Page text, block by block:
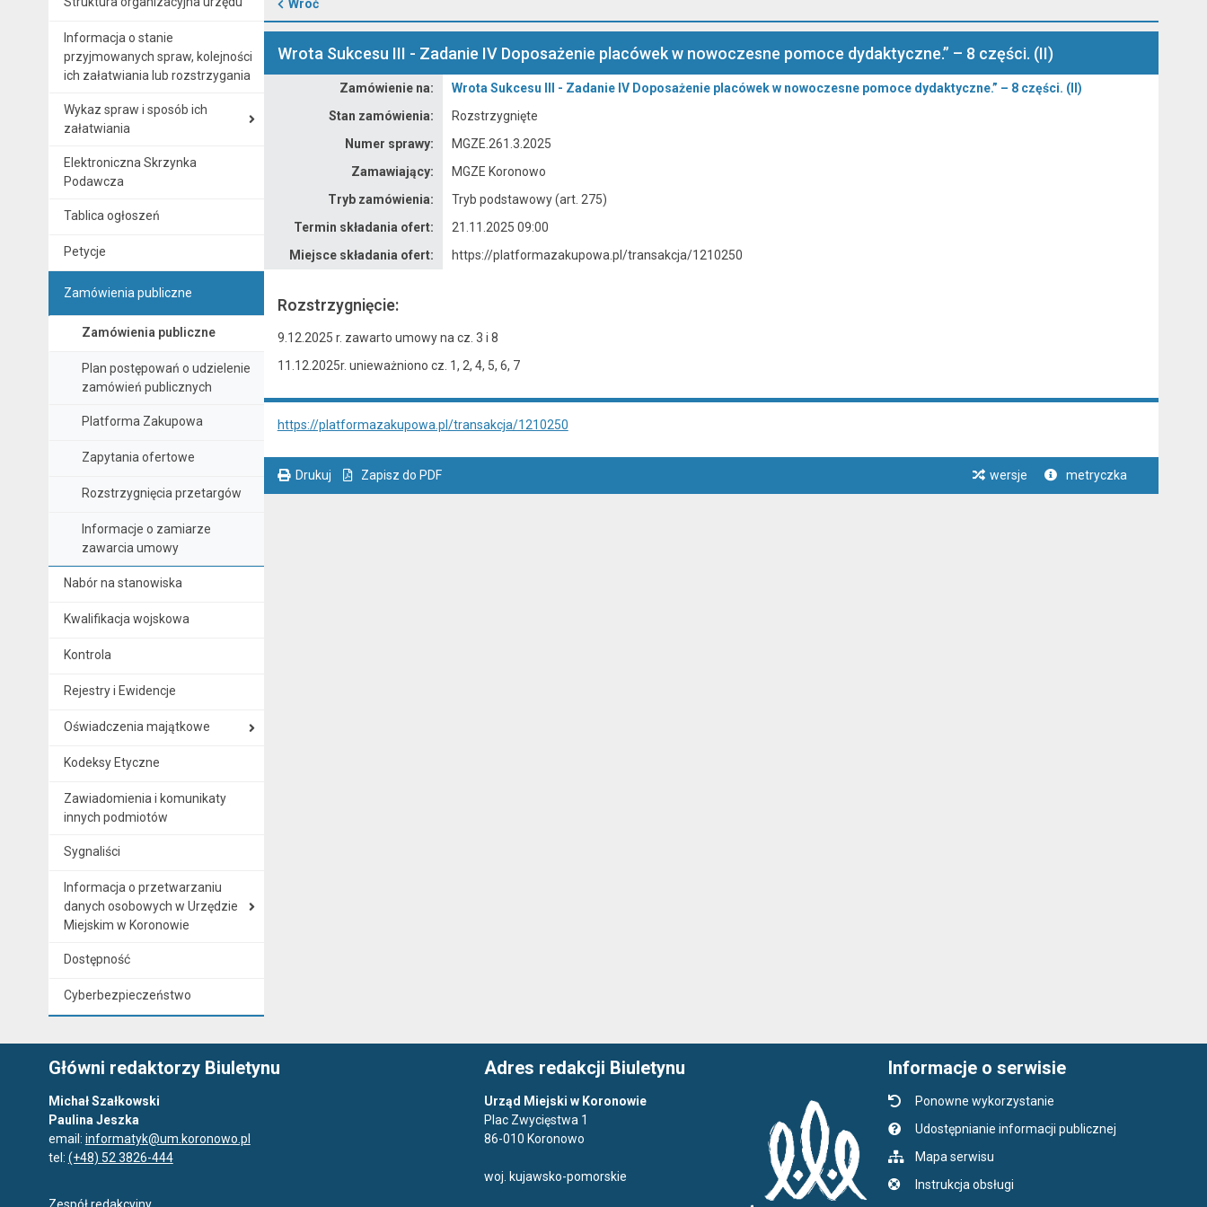
Informacja o stanie
przyjmowanych spraw, kolejności
ich załatwiania lub rozstrzygania
Wykaz spraw i sposób ich
załatwiania
Elektroniczna Skrzynka
Podawcza
Tablica ogłoszeń
Petycje
Zamówienia publiczne
Zamówienia publiczne
Plan postępowań o udzielenie
zamówień publicznych
Platforma Zakupowa
Zapytania ofertowe
Rozstrzygnięcia przetargów
Informacje o zamiarze
zawarcia umowy
Nabór na stanowiska
Kwalifikacja wojskowa
Kontrola
Rejestry i Ewidencje
Oświadczenia majątkowe
Kodeksy Etyczne
Zawiadomienia i komunikaty
innych podmiotów
Sygnaliści
Informacja o przetwarzaniu
danych osobowych w Urzędzie
Miejskim w Koronowie
Dostępność
Cyberbezpieczeństwo
Wróć
Wrota Sukcesu III - Zadanie IV Doposażenie placówek w nowoczesne pomoce dydaktyczne.” – 8 części. (II)
Zamówienie na:
Wrota Sukcesu III - Zadanie IV Doposażenie placówek w nowoczesne pomoce dydaktyczne.” – 8 części. (II)
Stan zamówienia:
Rozstrzygnięte
Numer sprawy:
MGZE.261.3.2025
Zamawiający:
MGZE Koronowo
Tryb zamówienia:
Tryb podstawowy (art. 275)
Termin składania ofert:
21.11.2025 09:00
Miejsce składania ofert:
https://platformazakupowa.pl/transakcja/1210250
Rozstrzygnięcie:
9.12.2025 r. zawarto umowy na cz. 3 i 8
11.12.2025r. unieważniono cz. 1, 2, 4, 5, 6, 7
https://platformazakupowa.pl/transakcja/1210250
Drukuj Zapisz do PDF wersje metryczka
Główni redaktorzy Biuletynu
Michał Szałkowski
Paulina Jeszka
email: informatyk@um.koronowo.pl
tel: (+48) 52 3826-444
Adres redakcji Biuletynu
Urząd Miejski w Koronowie
Plac Zwycięstwa 1
86-010 Koronowo
woj. kujawsko-pomorskie
Informacje o serwisie
Ponowne wykorzystanie
Udostępnianie informacji publicznej
Mapa serwisu
Instrukcja obsługi